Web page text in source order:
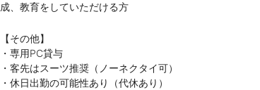
成、教育をしていただける方
【その他】
・専用PC貸与
・客先はスーツ推奨（ノーネクタイ可）
・休日出勤の可能性あり（代休あり）